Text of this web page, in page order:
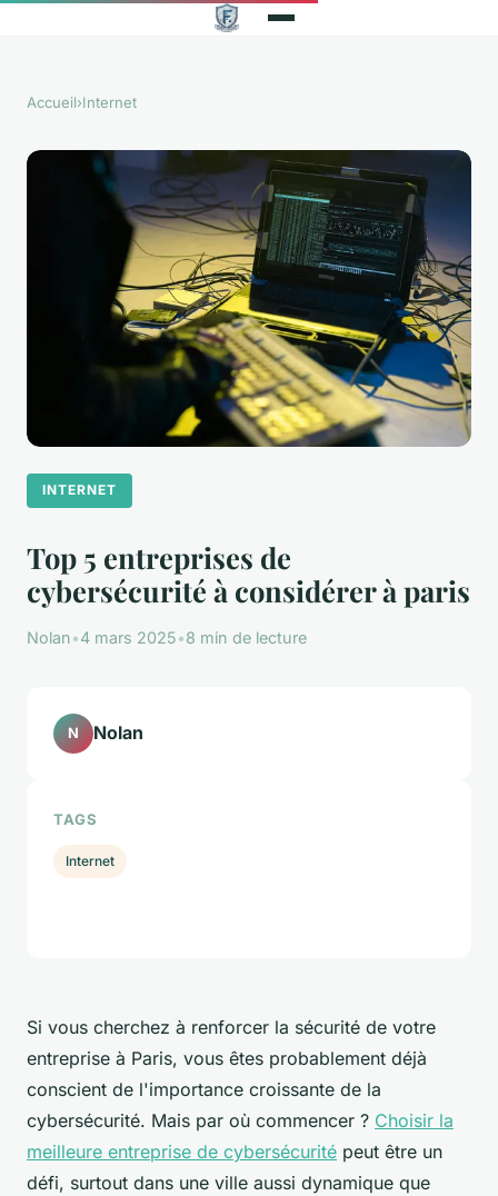
Accueil›Internet
INTERNET
Top 5 entreprises de
cybersécurité à considérer à paris
Nolan•4 mars 2025•8 min de lecture
Si vous cherchez à renforcer la sécurité de votre
entreprise à Paris, vous êtes probablement déjà
conscient de l'importance croissante de la
cybersécurité. Mais par où commencer ? Choisir la
meilleure entreprise de cybersécurité peut être un
défi, surtout dans une ville aussi dynamique que
N Nolan
TAGS
Internet